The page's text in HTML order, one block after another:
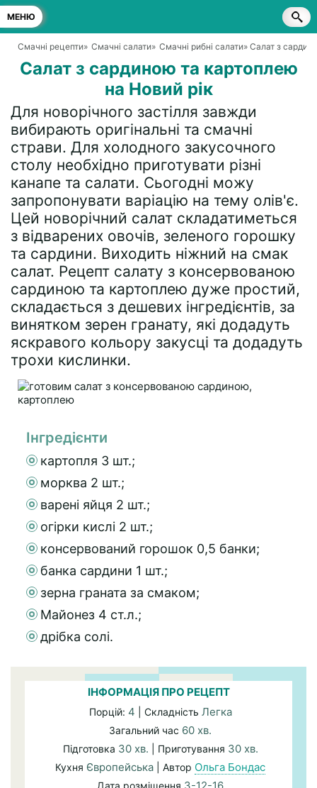
МЕНЮ
Смачні рецепти» Смачні салати» Смачні рибні салати» Салат з
Салат з сардиною та картоплею
на Новий рік
Для новорічного застілля завжди
вибирають оригінальні та смачні
страви. Для холодного закусочного
столу необхідно приготувати різні
канапе та салати. Сьогодні можу
запропонувати варіацію на тему олів'є.
Цей новорічний салат складатиметься
з відварених овочів, зеленого горошку
та сардини. Виходить ніжний на смак
салат. Рецепт салату з консервованою
сардиною та картоплею дуже простий,
складається з дешевих інгредієнтів, за
винятком зерен гранату, які додадуть
яскравого кольору закусці та додадуть
трохи кислинки.
Інгредієнти
картопля 3 шт.;
морква 2 шт.;
варені яйця 2 шт.;
огірки кислі 2 шт.;
консервований горошок 0,5 банки;
банка сардини 1 шт.;
зерна граната за смаком;
Майонез 4 ст.л.;
дрібка солі.
ІНФОРМАЦІЯ ПРО РЕЦЕПТ
Порцій: 4 | Складність Легка
Загальний час 60 хв.
Підготовка 30 хв. | Приготування 30 хв.
Кухня Європейська | Автор Ольга Бондас
Дата розміщення